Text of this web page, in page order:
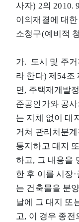
사자) 2의 2010.
이의재결에 대
소청구(예비적
가. 도시 및 주거
라 한다) 제54조
면, 주택재개발
준공인가와 공
는 지체 없이 대
거쳐 관리처분
통지하고 대지
하고, 그 내용을
한 후 이를 시장
는 건축물을 분
날에 그 대지 또
고, 이 경우 종